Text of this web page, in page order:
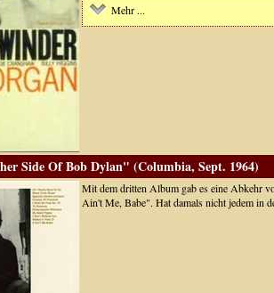
Mehr ...
Side Of Bob Dylan" (Columbia, Sept. 1964)
Mit dem dritten Album gab es eine Abkehr
Ain't Me, Babe". Hat damals nicht jedem in